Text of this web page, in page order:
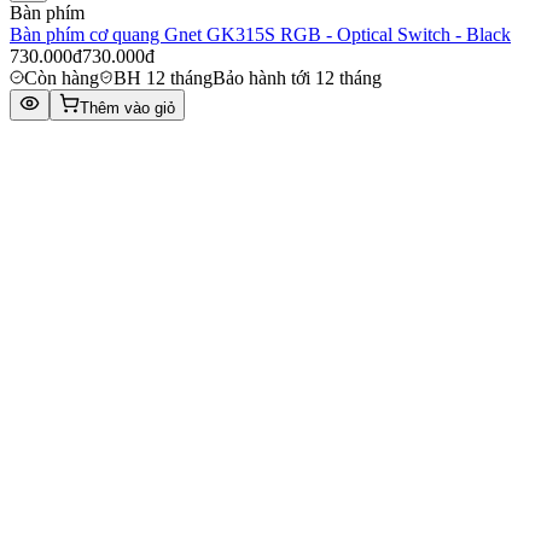
Bàn phím
Bàn phím cơ quang Gnet GK315S RGB - Optical Switch - Black
730.000đ730.000đ
Còn hàng
BH 12 thángBảo hành tới 12 tháng
Thêm vào giỏ